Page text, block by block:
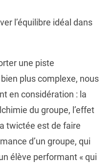
l’équilibre idéal dans
une piste
plus complexe, nous
en considération : la
du groupe, l’effet
twictée est de faire
d’un groupe, qui
élève performant « qui